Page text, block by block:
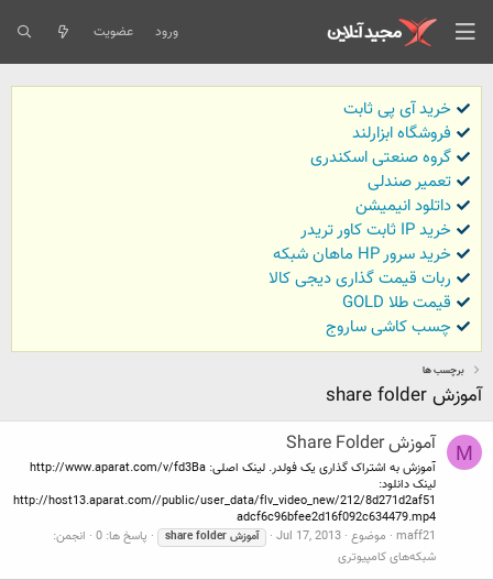
ورود عضویت
خرید آی پی ثابت
فروشگاه ابزارلند
گروه صنعتی اسکندری
تعمیر صندلی
داتلود انیمیشن
خرید IP ثابت کاور تریدر
خرید سرور HP ماهان شبکه
ربات قیمت گذاری دیجی کالا
قیمت طلا GOLD
چسب کاشی ساروج
برچسب ها
آموزش share folder
M آموزش Share Folder
آموزش به اشتراک گذاری یک فولدر. لینک اصلی: http://www.aparat.com/v/fd3Ba
لینک دانلود:
http://host13.aparat.com//public/user_data/flv_video_new/212/8d271d2af51
adcf6c96bfee2d16f092c634479.mp4
maff21 موضوع Jul 17, 2013 آموزش share folder پاسخ ها: 0
انجمن:
شبکه‌های کامپیوتری